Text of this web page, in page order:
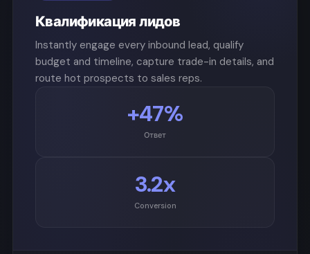
Квалификация лидов
Instantly engage every inbound lead, qualify
budget and timeline, capture trade-in details, and
route hot prospects to sales reps.
+47%
Ответ
3.2x
Conversion